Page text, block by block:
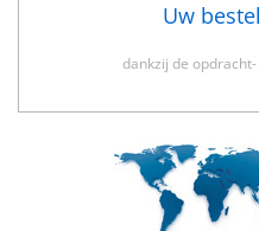
Uw
dankzij de